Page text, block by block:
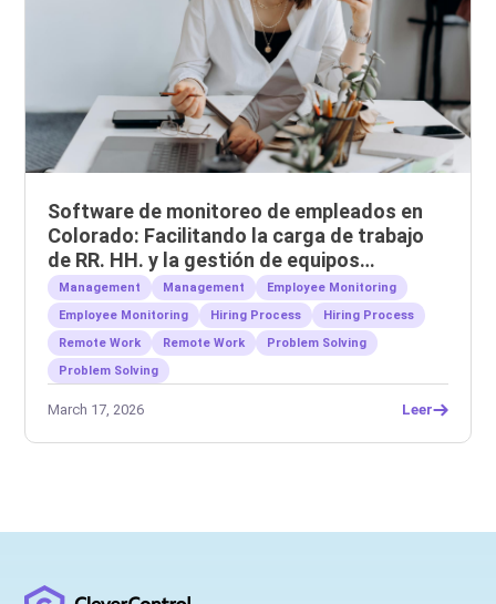
Software de monitoreo de empleados en
Colorado: Facilitando la carga de trabajo
de RR. HH. y la gestión de equipos
remotos.
Management Management
Employee Monitoring
Employee Monitoring
Hiring Process
Hiring Process
Remote Work
Remote Work
Problem Solving
Problem Solving
March 17, 2026 Leer